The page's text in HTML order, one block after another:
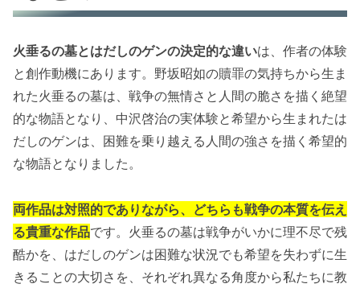
火垂るの墓とはだしのゲンの決定的な違いは、作者の体験
と創作動機にあります。野坂昭如の贖罪の気持ちから生ま
れた火垂るの墓は、戦争の無情さと人間の脆さを描く絶望
的な物語となり、中沢啓治の実体験と希望から生まれたは
だしのゲンは、困難を乗り越える人間の強さを描く希望的
な物語となりました。
両作品は対照的でありながら、どちらも戦争の本質を伝え
る貴重な作品です。火垂るの墓は戦争がいかに理不尽で残
酷かを、はだしのゲンは困難な状況でも希望を失わずに生
きることの大切さを、それぞれ異なる角度から私たちに教